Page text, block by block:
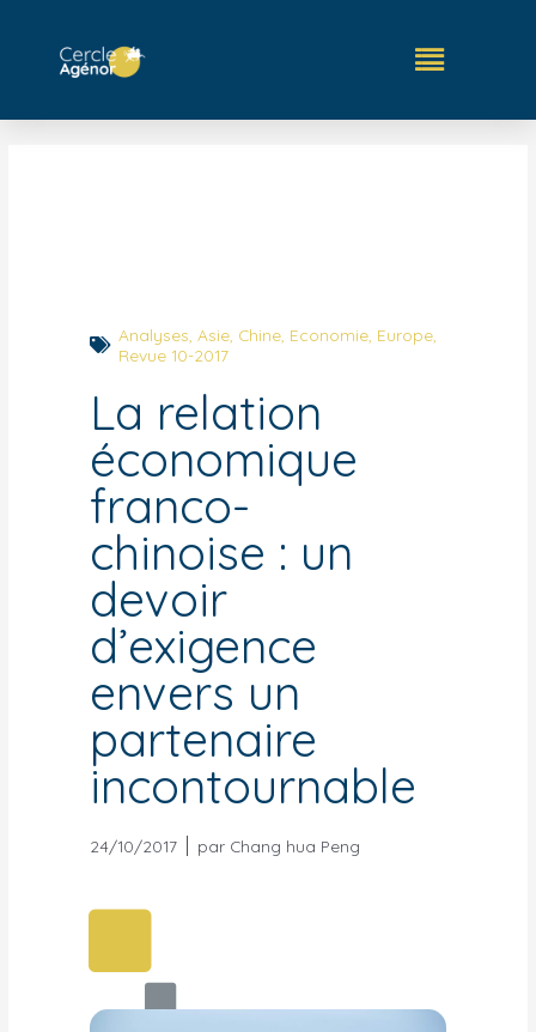
Analyses Asie, Chine, Economie, Europe,
Revue 10-2017
La relation
économique
franco-
chinoise : un
devoir
d’exigence
envers un
partenaire
incontournable
24/10/2017 parChang hua Peng